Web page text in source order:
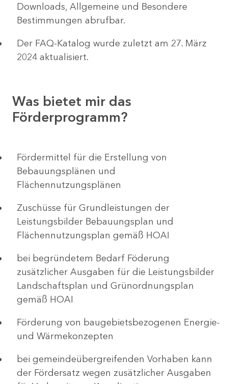
Downloads, Allgemeine und Besondere
Bestimmungen abrufbar.
Der FAQ-Katalog wurde zuletzt am 27. März
2024 aktualisiert.
Was bietet mir das
Förderprogramm?
Fördermittel für die Erstellung von
Bebauungsplänen und
Flächennutzungsplänen
Zuschüsse für Grundleistungen der
Leistungsbilder Bebauungsplan und
Flächennutzungsplan gemäß HOAI
bei begründetem Bedarf Föderung
zusätzlicher Ausgaben für die Leistungsbilder
Landschaftsplan und Grünordnungsplan
gemäß HOAI
Förderung von baugebietsbezogenen Energie-
und Wärmekonzepten
bei gemeindeübergreifenden Vorhaben kann
der Fördersatz wegen zusätzlicher Ausgaben